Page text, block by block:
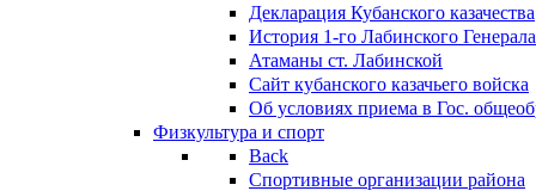
Декларация Кубанского казачества
История 1-го Лабинского
Атаманы ст. Лабинской
Cайт кубанского казачьего войска
Об условиях приема в Гос.
Физкультура и спорт
Back
Спортивные организации района